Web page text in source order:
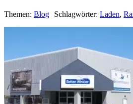
Themen: Blog Schlagwörter: Laden,